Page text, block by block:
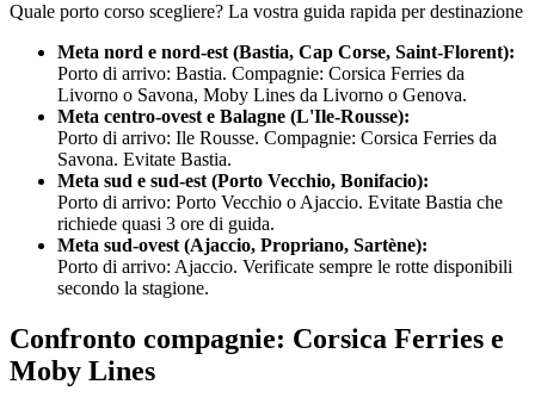
Quale porto corso scegliere? La vostra guida rapida per destinazione
Meta nord e nord-est (Bastia, Cap Corse, Saint-Florent):
Porto di arrivo: Bastia. Compagnie: Corsica Ferries da
Livorno o Savona, Moby Lines da Livorno o Genova.
Meta centro-ovest e Balagne (L'Ile-Rousse):
Porto di arrivo: Ile Rousse. Compagnie: Corsica Ferries da
Savona. Evitate Bastia.
Meta sud e sud-est (Porto Vecchio, Bonifacio):
Porto di arrivo: Porto Vecchio o Ajaccio. Evitate Bastia che
richiede quasi 3 ore di guida.
Meta sud-ovest (Ajaccio, Propriano, Sartène):
Porto di arrivo: Ajaccio. Verificate sempre le rotte disponibili
secondo la stagione.
Confronto compagnie: Corsica Ferries e
Moby Lines